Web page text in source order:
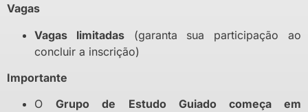
Vagas
Vagas limitadas(garanta sua participação ao
concluir a inscrição)
Importante
OGrupo de Estudo Guiado começa em